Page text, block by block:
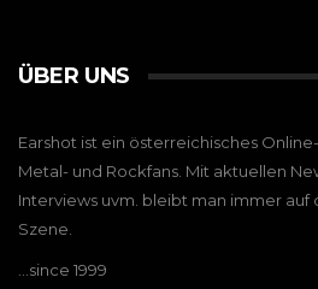
ÜBER UNS
Earshot ist ein österreichisches
Metal- und Rockfans. Mit aktuellen
Interviews uvm. bleibt man immer
Szene.
…since 1999